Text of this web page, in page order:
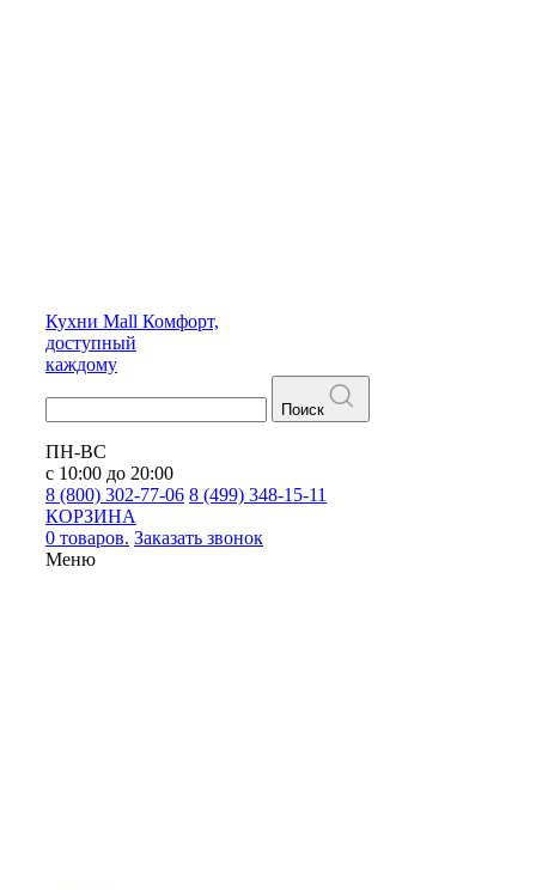
Кухни Mall Комфорт,
доступный
каждому
Поиск
ПН-ВС
с 10:00 до 20:00
8 (800) 302-77-06 8 (499) 348-15-11
КОРЗИНА
0 товаров. Заказать звонок
Меню